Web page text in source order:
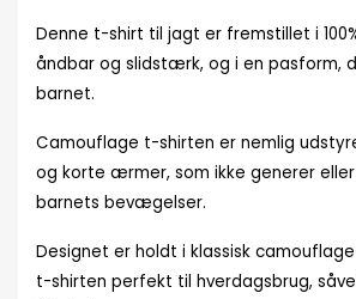
Denne t-shirt til jagt er fremstillet i
åndbar og slidstærk, og i en pasform,
barnet.
Camouflage t-shirten er nemlig
og korte ærmer, som ikke generer
barnets bevægelser.
Designet er holdt i klassisk
t-shirten perfekt til hverdagsbrug,